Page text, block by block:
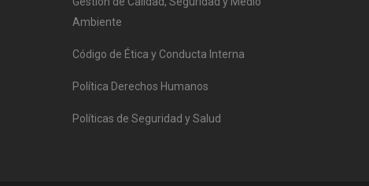
Ambiente
Código de Ética y Conducta Interna
Política Derechos Humanos
Políticas de Seguridad y Salud